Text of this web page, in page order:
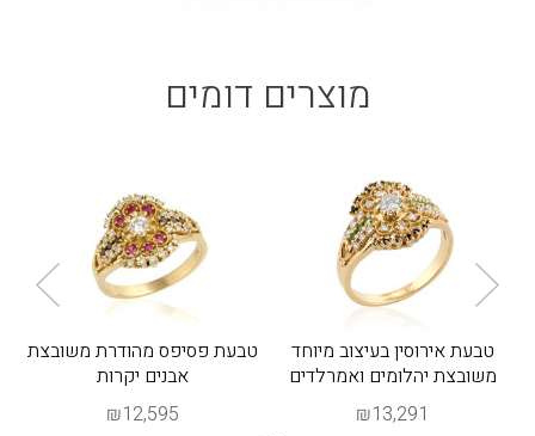
מוצרים דומים
טבעת אירוסין בעיצוב מיוחד
משובצת יהלומים ואמרלדים
₪13,291
טבעת פסיפס מהודרת משובצת
אבנים יקרות
₪12,595